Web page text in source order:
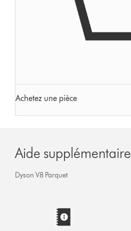
Achetez une pièce
Aide supplémentaire
Dyson V8 Parquet